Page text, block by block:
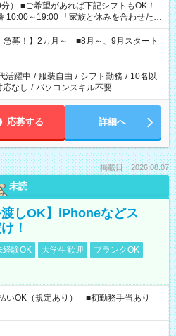
もOK！
「家族と休みを合わせた
飯の準備がしたい」 「できれば残業はし
えてくださいね。 ※Wワーク希望
で希望する勤務時間と、もう1つのお仕事
40時間を超える場合は応募できません。
急募！】2カ月～ ■8月～、9月スタート
活躍中 / 服装自由 / シフト勤務 / 10名以
応なし / パソコンスキル不要
応募する 詳細へ
掲載日：2026.08.07
未読
渡しOK】iPhoneなどス
！
経験OK 大学生歓迎
ブランクOK
OK（規定あり） ■初勤務手当あり